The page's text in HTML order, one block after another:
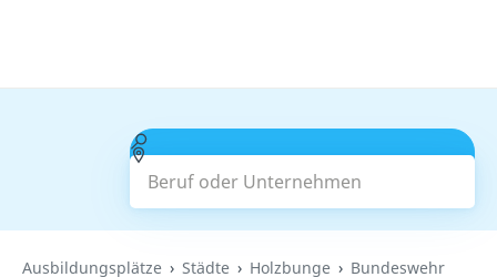
Beruf oder Unternehmen
Suchen
Ausbildungsplätze Städte Holzbunge Bundeswehr